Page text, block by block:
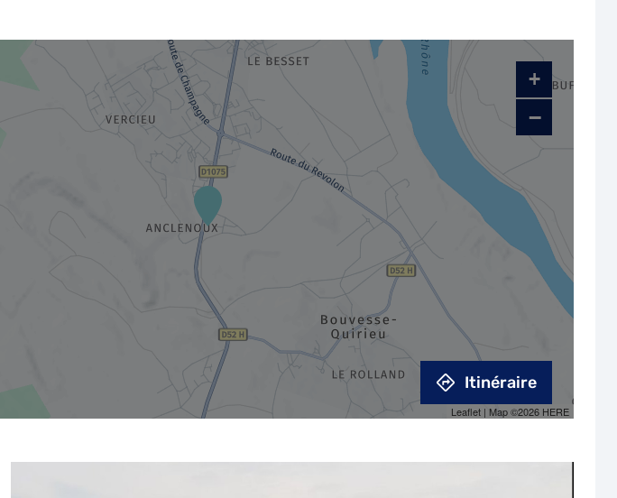
+
−
Leaflet | Map ©2026 HERE
Itinéraire